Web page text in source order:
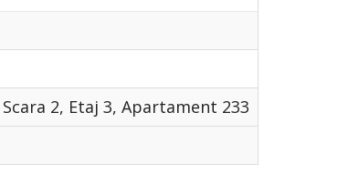
2, Etaj 3, Apartament 233